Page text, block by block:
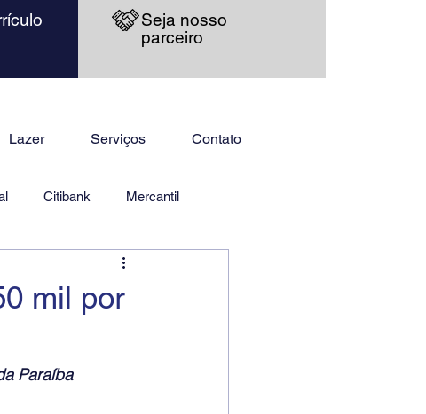
Seja nosso
parceiro
Lazer Serviços Contato
Citibank Mercantil
mil por
Paraíba